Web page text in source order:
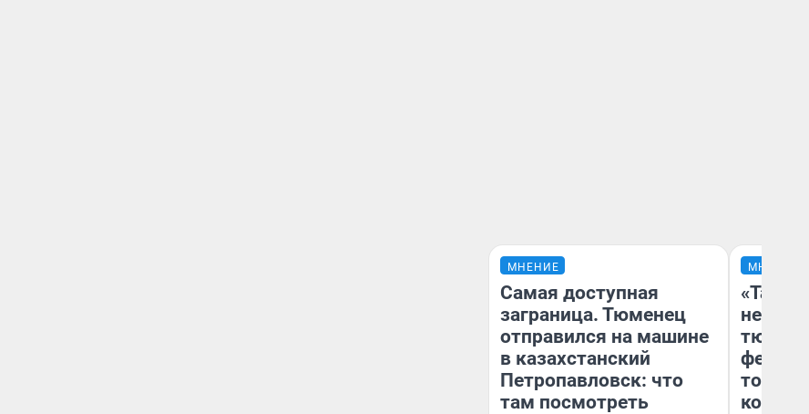
МНЕНИЕ
Самая доступная
заграница. Тюменец
отправился на машине
в казахстанский
Петропавловск: что
там посмотреть
МНЕНИЕ
не